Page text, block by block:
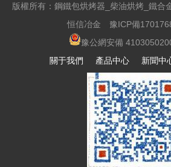
版權所有：鋼鐵包烘烤器_柴油烘烤_鐵合
恒信冶金 豫ICP備
豫公網安備
關于我們
產品中心 新聞中